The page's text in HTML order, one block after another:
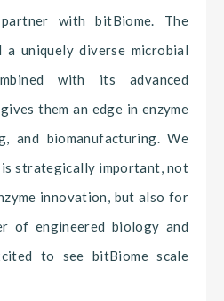
with bitBiome. The
a uniquely diverse microbial
with its advanced
them an edge in enzyme
and biomanufacturing. We
strategically important, not
innovation, but also for
of engineered biology and
to see bitBiome scale